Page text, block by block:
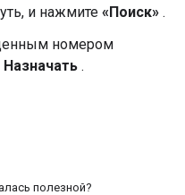
и нажмите «Поиск» .
номером
Назначать .
полезной?